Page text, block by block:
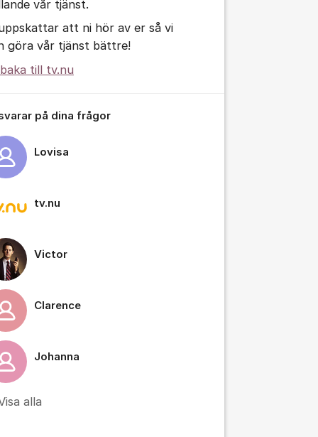
för inlägg/kommentar
för inlägg/kommentar
vår tjänst.
att ni hör av er så vi
göra vår tjänst bättre!
till tv.nu
på dina frågor
Lovisa
tv.nu
Victor
Clarence
Johanna
alla